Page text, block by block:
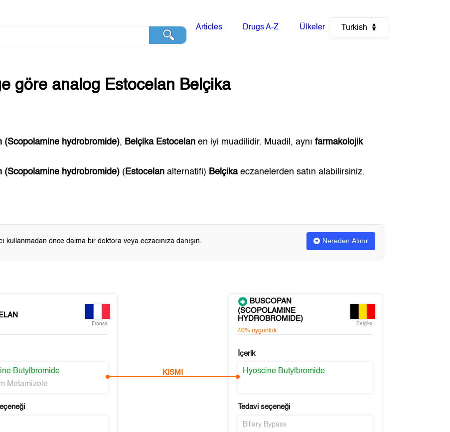
Articles Drugs A-Z Ülkeler Turkish
göre analog Estocelan Belçika
(Scopolamine hydrobromide), Belçika Estocelan en iyi muadilidir. Muadil, aynı farmakolojik
(Scopolamine hydrobromide) ( Estocelan alternatifi) Belçikaeczanelerden satın alabilirsiniz.
kullanmadan önce daima bir doktora veya eczacınıza danışın. Nereden Alınır
Fransa
Butylbromide
Metamizole
KISMI
BUSCOPAN
(SCOPOLAMINE
HYDROBROMIDE)
40% uygunluk
Belçika
İçerik
Hyoscine Butylbromide
-
Tedavi seçeneği
Biliary Bypass